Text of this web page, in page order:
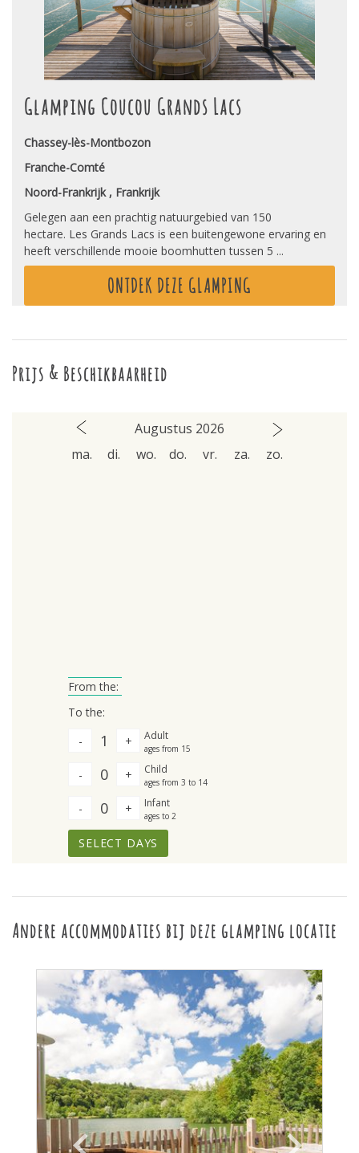
Glamping Coucou Grands Lacs
Chassey-lès-Montbozon
Franche-Comté
Noord-Frankrijk , Frankrijk
Gelegen aan een prachtig natuurgebied van 150
hectare. Les Grands Lacs is een buitengewone ervaring en
heeft verschillende mooie boomhutten tussen 5 ...
ONTDEK DEZE GLAMPING
Prijs & Beschikbaarheid
Augustus 2026
ma.
di. wo. do. vr. za. zo.
From the:
To the:
-
1 + Adult
ages from 15
- 0 + Child
ages from 3 to 14
- 0 + Infant
ages to 2
SELECT DAYS
Andere accommodaties bij deze glamping locatie